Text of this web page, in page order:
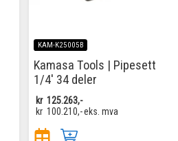
KAM-K25005B
Kamasa Tools | Pipesett
1/4' 34 deler
kr 125.263,-
kr 100.210,-eks. mva